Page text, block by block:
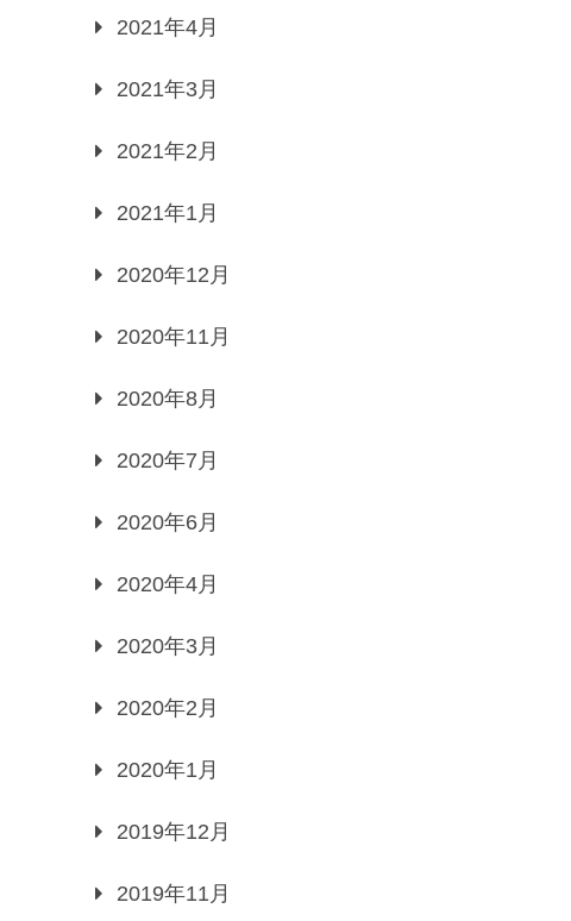
2021年4月
2021年3月
2021年2月
2021年1月
2020年12月
2020年11月
2020年8月
2020年7月
2020年6月
2020年4月
2020年3月
2020年2月
2020年1月
2019年12月
2019年11月